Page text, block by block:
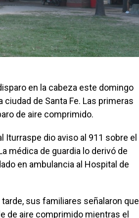
en la cabeza este domingo
ciudad de Santa Fe. Las primeras
de aire comprimido.
Iturraspe dio aviso al 911 sobre el
médica de guardia lo derivó de
en ambulancia al Hospital de
sus familiares señalaron que
de aire comprimido mientras el